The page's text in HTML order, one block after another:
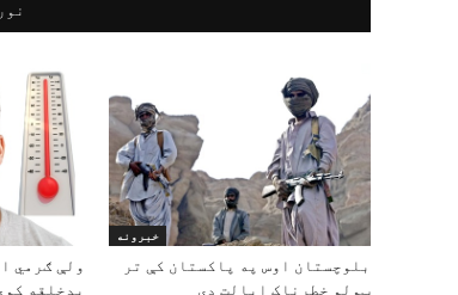
خبرونه
بلوچستان اوس په پاکستان کې تر
ټولو خطرناک ایالت دی
ولې ګرمي
بدخلقه